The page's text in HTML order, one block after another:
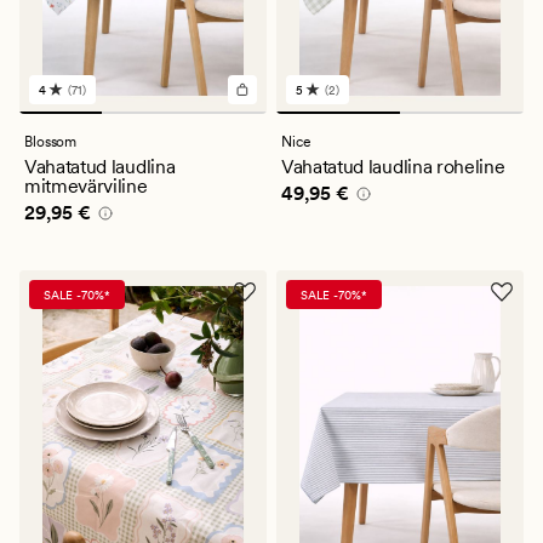
71
arvustust
keskmise
hinnanguga
4
4 (71)
Blossom
Vahatatud laudlina
mitmevärviline
Pris_ee 29,95 €
29,95 €
2
arvustust
keskmise
hinnanguga
5
5 (2)
Nice
Vahatatud laudlina roheline
Pris_ee 49,95 €
49,95 €
SALE -70%* SALE -70%*